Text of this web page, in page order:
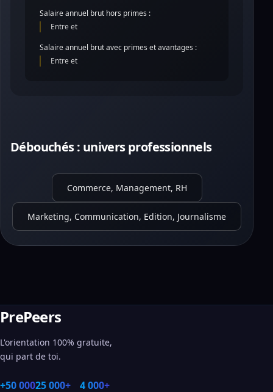
Salaire annuel brut hors primes :
Entre et
Salaire annuel brut avec primes et avantages :
Entre et
Débouchés : univers professionnels
Commerce, Management, RH
Marketing, Communication, Edition, Journalisme
PrePeers
L'orientation 100% gratuite,
qui part de toi.
+50 00025 000+ 4 000+